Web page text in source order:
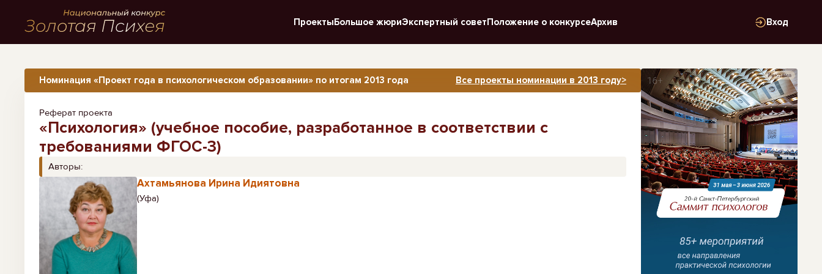
Вход
ПроектыБольшое жюриЭкспертный советПоложение о конкурсеАрхив
Номинация «Проект года в психологическом образовании» по итогам 2013 года Все проекты номинации в 2013 году>
Реферат проекта
«Психология» (учебное пособие, разработанное в соответствии с
требованиями ФГОС-3)
Авторы:
Ахтамьянова Ирина Идиятовна
(Уфа)
Реклама